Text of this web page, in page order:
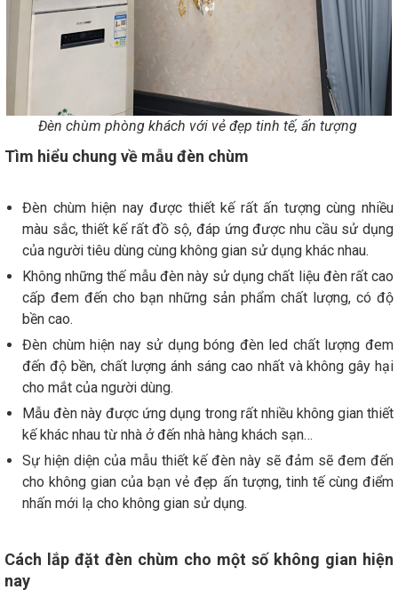
Đèn chùm phòng khách với vẻ đẹp tinh tế, ấn tượng
Tìm hiểu chung về mẫu đèn chùm
Đèn chùm hiện nay được thiết kế rất ấn tượng cùng nhiều
màu sắc, thiết kế rất đồ sộ, đáp ứng được nhu cầu sử dụng
của người tiêu dùng cùng không gian sử dụng khác nhau.
Không những thế mẫu đèn này sử dụng chất liệu đèn rất cao
cấp đem đến cho bạn những sản phẩm chất lượng, có độ
bền cao.
Đèn chùm hiện nay sử dụng bóng đèn led chất lượng đem
đến độ bền, chất lượng ánh sáng cao nhất và không gây hại
cho mắt của người dùng.
Mẫu đèn này được ứng dụng trong rất nhiều không gian thiết
kế khác nhau từ nhà ở đến nhà hàng khách sạn…
Sự hiện diện của mẫu thiết kế đèn này sẽ đảm sẽ đem đến
cho không gian của bạn vẻ đẹp ấn tượng, tinh tế cùng điểm
nhấn mới lạ cho không gian sử dụng.
Cách lắp đặt đèn chùm cho một số không gian hiện
nay